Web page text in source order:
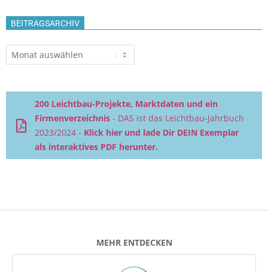
BEITRAGSARCHIV
Beitragsarchiv
200 Leichtbau-Projekte, Marktdaten und ein
Firmenverzeichnis - DAS ist das Leichtbau-Jahrbuch
2023/2024 - Klick hier und lade Dir DEIN Exemplar
als interaktives PDF herunter.
MEHR ENTDECKEN